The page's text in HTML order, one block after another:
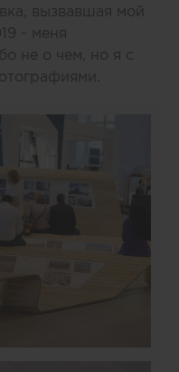
вызвавшая мой
- меня
не о чем, но я с